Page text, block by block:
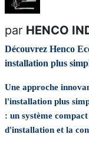
par HENCO
Découvrez Henco
installation plus
Une approche
l'installation plus
: un système
d'installation et la